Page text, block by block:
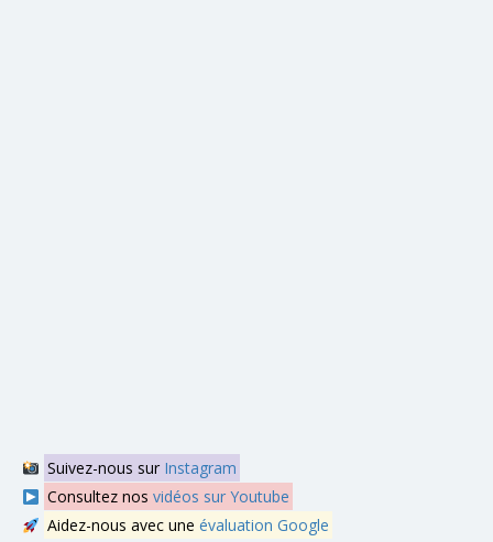
Suivez-nous sur Instagram
Consultez nos vidéos sur Youtube
Aidez-nous avec une évaluation Google